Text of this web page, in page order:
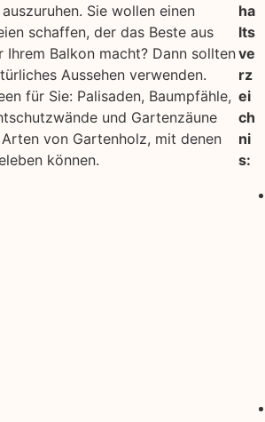
Sie wollen einen
schaffen, der das Beste aus
Ihrem Balkon macht? Dann sollten
Aussehen verwenden.
für Sie: Palisaden, Baumpfähle,
und Gartenzäune
von Gartenholz, mit denen
können.
ha
lts
ve
rz
ei
ch
ni
s: